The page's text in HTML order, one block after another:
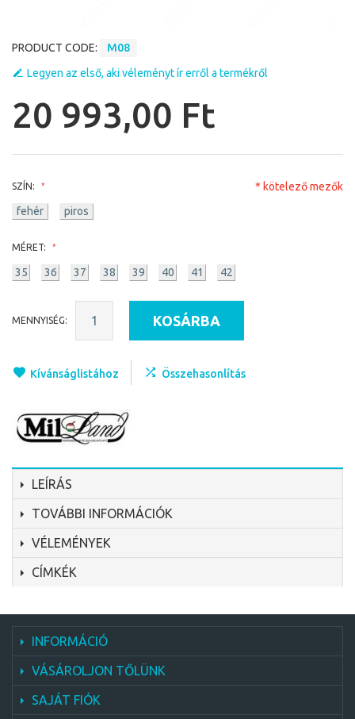
PRODUCT CODE:
M08
Legyen az első, aki véleményt ír erről a termékről
20 993,00 Ft
SZÍN:
fehér piros
MÉRET:
35 36 37 38 39 40 41 42
* kötelező mezők
MENNYISÉG: KOSÁRBA
Kívánságlistához Összehasonlítás
LEÍRÁS
TOVÁBBI INFORMÁCIÓK
VÉLEMÉNYEK
CÍMKÉK
INFORMÁCIÓ
VÁSÁROLJON TŐLÜNK
SAJÁT FIÓK